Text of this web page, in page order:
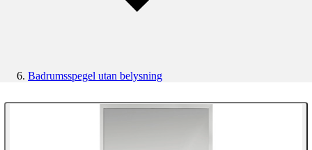
Badrumsspegel utan belysning